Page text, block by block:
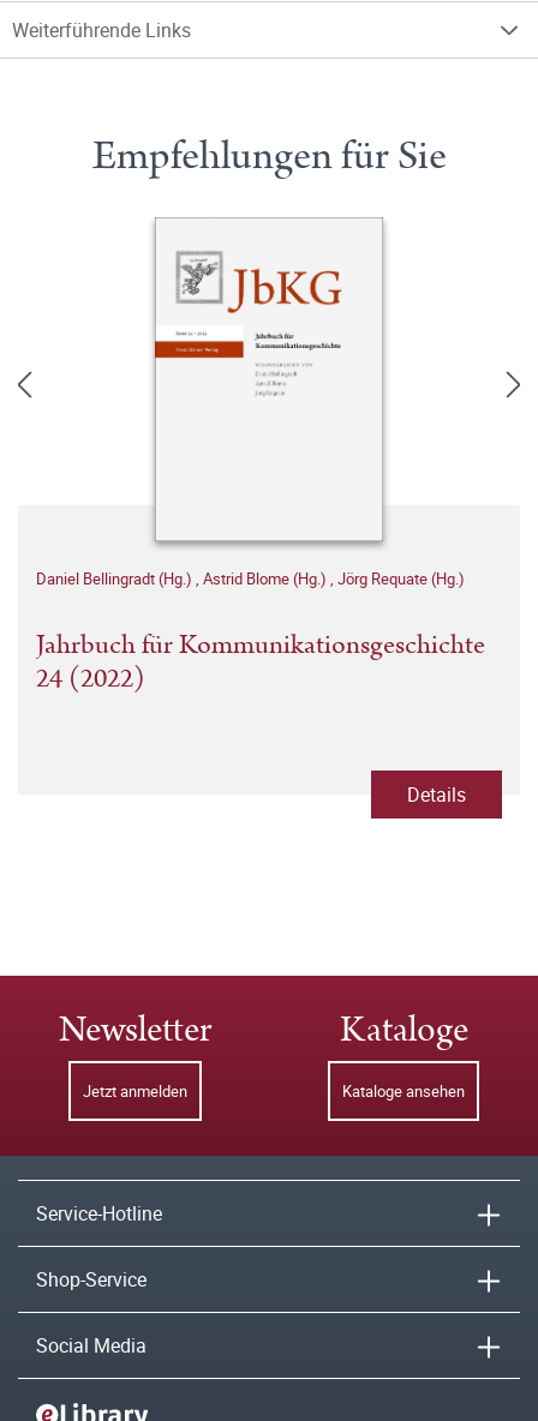
Weiterführende Links
Empfehlungen für Sie
Daniel Bellingradt (Hg.) , Astrid Blome (Hg.) , Jörg Requate (Hg.)
Jahrbuch für Kommunikationsgeschichte
24 (2022)
Details
Newsletter
Jetzt anmelden
Kataloge
Kataloge ansehen
Service-Hotline
Shop-Service
Social Media